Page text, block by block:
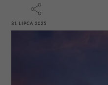
31 LIPCA 2025